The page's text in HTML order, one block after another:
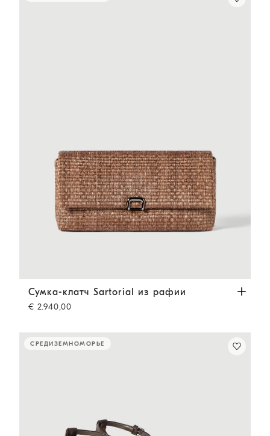
Сумка-клатч Sartorial из рафии Светло-Коричневый
Сумка-клатч Sartorial из рафии
€ 2.940,00
СРЕДИЗЕМНОМОРЬЕ